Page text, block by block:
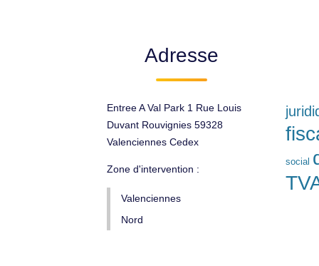
Adresse
Entree A Val Park 1 Rue Louis
Duvant Rouvignies 59328
Valenciennes Cedex
Zone d'intervention :
Valenciennes
Nord
social